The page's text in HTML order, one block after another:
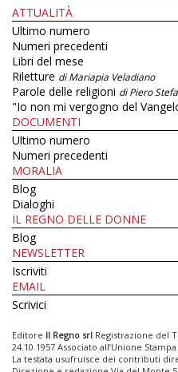
ATTUALITÀ
Ultimo numero
Numeri precedenti
Libri del mese
Riletture di Mariapia Veladiano
Parole delle religioni di Piero
"Io non mi vergogno del
DOCUMENTI
Ultimo numero
Numeri precedenti
MORALIA
Blog
Dialoghi
IL REGNO DELLE DONNE
Blog
NEWSLETTER
Iscriviti
EMAIL
Scrivici
Editore Il Regno srl Registrazione del
24.10.1957 Associato all’Unione
La testata usufruisce dei contributi